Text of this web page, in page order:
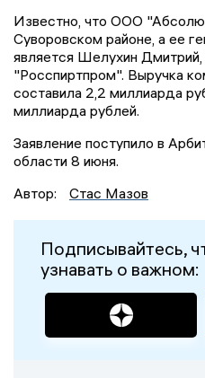
Известно, что ООО
Суворовском районе, а ее
является Шелухин
"Росспиртпром". Выручка
составила 2,2 миллиарда
миллиарда рублей.
Заявление поступило в
области 8 июня.
Автор:
Стас Мазов
Подписывайтесь,
узнавать о важном: